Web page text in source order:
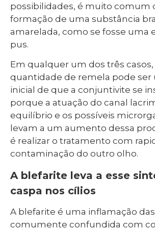
possibilidades, é muito comum
formação de uma substância
amarelada, como se fosse uma
pus.
Em qualquer um dos três casos,
quantidade de remela pode ser
inicial de que a conjuntivite se
porque a atuação do canal
equilíbrio e os possíveis
levam a um aumento dessa
é realizar o tratamento com
contaminação do outro olho.
A blefarite leva a esse
caspa nos cílios
A blefarite é uma inflamação
comumente confundida com